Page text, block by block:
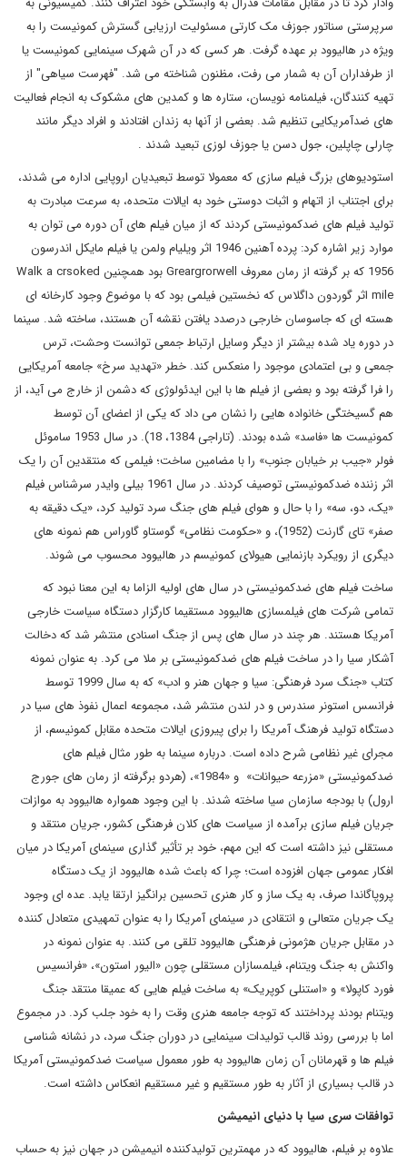
سرپرستی سناتور جوزف مک کارتی مسئولیت ارزیابی گسترش کمونیست را به
ویژه در هالیوود بر عهده گرفت. هر کسی که در آن شهرک سینمایی کمونیست یا
از طرفداران آن به شمار می رفت، مظنون شناخته می شد. "فهرست سیاهی" از
تهیه کنندگان، فیلمنامه نویسان، ستاره ها و کمدین های مشکوک به انجام فعالیت
های ضدآمریکایی تنظیم شد. بعضی از آنها به زندان افتادند و افراد دیگر مانند
چارلی چاپلین، جول دسن یا جوزف لوزی تبعید شدند .
استودیوهای بزرگ فیلم سازی که معمولا توسط تبعیدیان اروپایی اداره می شدند،
برای اجتناب از اتهام و اثبات دوستی خود به ایالات متحده، به سرعت مبادرت به
تولید فیلم های ضدکمونیستی کردند که از میان فیلم های آن دوره می توان به
موارد زیر اشاره کرد: پرده آهنین 1946 اثر ویلیام ولمن یا فیلم مایکل اندرسون
1956 که بر گرفته از رمان معروف
Greargrorwellبود همچنین Walk a crsoked
mile اثر گوردون داگلاس که نخستین فیلمی بود که با موضوع وجود کارخانه ای
هسته ای که جاسوسان خارجی درصدد یافتن نقشه آن هستند، ساخته شد. سینما
در دوره یاد شده بیشتر از دیگر وسایل ارتباط جمعی توانست وحشت، ترس
جمعی و بی اعتمادی موجود را منعکس کند. خطر «تهدید سرخ» جامعه آمریکایی
را فرا گرفته بود و بعضی از فیلم ها با این ایدئولوژی که دشمن از خارج می آید، از
هم گسیختگی خانواده هایی را نشان می داد که یکی از اعضای آن توسط
کمونیست ها «فاسد» شده بودند. (تاراجی 1384، 18). در سال 1953 ساموئل
فولر «جیب بر خیابان جنوب» را با مضامین ساخت؛ فیلمی که منتقدین آن را یک
اثر زننده ضدکمونیستی توصیف کردند. در سال 1961 بیلی وایدر سرشناس فیلم
«یک، دو، سه» را با حال و هوای فیلم های جنگ سرد تولید کرد، «یک دقیقه به
صفر» تای گارنت (1952)، و «حکومت نظامی» گوستاو گاوراس هم نمونه های
دیگری از رویکرد بازنمایی هیولای کمونیسم در هالیوود محسوب می شوند.
ساخت فیلم های ضدکمونیستی در سال های اولیه الزاما به این معنا نبود که
تمامی شرکت های فیلمسازی هالیوود مستقیما کارگزار دستگاه سیاست خارجی
آمریکا هستند. هر چند در سال های پس از جنگ اسنادی منتشر شد که دخالت
آشکار سیا را در ساخت فیلم های ضدکمونیستی بر ملا می کرد. به عنوان نمونه
کتاب «جنگ سرد فرهنگی: سیا و جهان هنر و ادب» که به سال 1999 توسط
فرانسس استونر سندرس و در لندن منتشر شد، مجموعه اعمال نفوذ های سیا در
دستگاه تولید فرهنگ آمریکا را برای پیروزی ایالات متحده مقابل کمونیسم، از
مجرای غیر نظامی شرح داده است. درباره سینما به طور مثال فیلم های
ضدکمونیستی «مزرعه حیوانات» و «1984»، (هردو برگرفته از رمان های جورج
ارول) با بودجه سازمان سیا ساخته شدند. با این وجود همواره هالیوود به موازات
جریان فیلم سازی برآمده از سیاست های کلان فرهنگی کشور، جریان منتقد و
مستقلی نیز داشته است که این مهم، خود بر تأثیر گذاری سینمای آمریکا در میان
افکار عمومی جهان افزوده است؛ چرا که باعث شده هالیوود از یک دستگاه
پروپاگاندا صرف، به یک ساز و کار هنری تحسین برانگیز ارتقا یابد. عده ای وجود
یک جریان متعالی و انتقادی در سینمای آمریکا را به عنوان تمهیدی متعادل کننده
در مقابل جریان هژمونی فرهنگی هالیوود تلقی می کنند. به عنوان نمونه در
واکنش به جنگ ویتنام، فیلمسازان مستقلی چون «الیور استون»، «فرانسیس
فورد کاپولا» و «استنلی کوپریک» به ساخت فیلم هایی که عمیقا منتقد جنگ
ویتنام بودند پرداختند که توجه جامعه هنری وقت را به خود جلب کرد. در مجموع
اما با بررسی روند قالب تولیدات سینمایی در دوران جنگ سرد، در نشانه شناسی
فیلم ها و قهرمانان آن زمان هالیوود به طور معمول سیاست ضدکمونیستی آمریکا
در قالب بسیاری از آثار به طور مستقیم و غیر مستقیم انعکاس داشته است.
توافقات سری سیا با دنیای انیمیشن
علاوه بر فیلم، هالیوود که در مهمترین تولیدکننده انیمیشن در جهان نیز به حساب